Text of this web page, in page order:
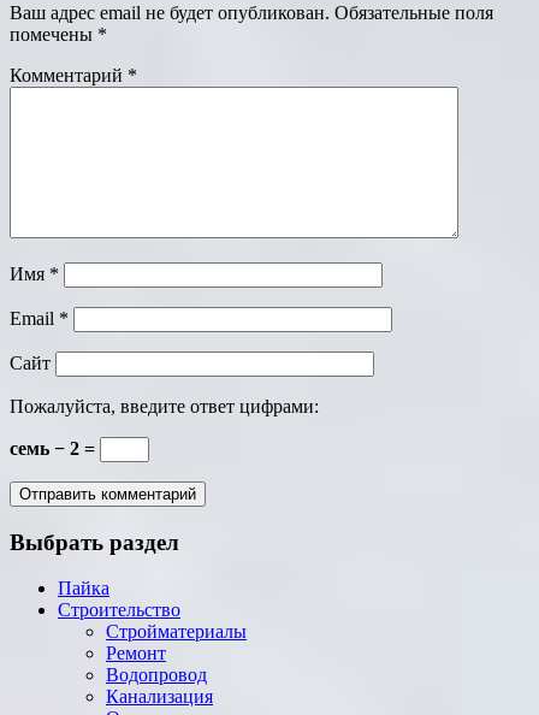
Ваш адрес email не будет опубликован. Обязательные поля
помечены *
Комментарий *
Имя *
Email *
Сайт
Пожалуйста, введите ответ цифрами:
семь − 2 =
Выбрать раздел
Пайка
Строительство
Стройматериалы
Ремонт
Водопровод
Канализация